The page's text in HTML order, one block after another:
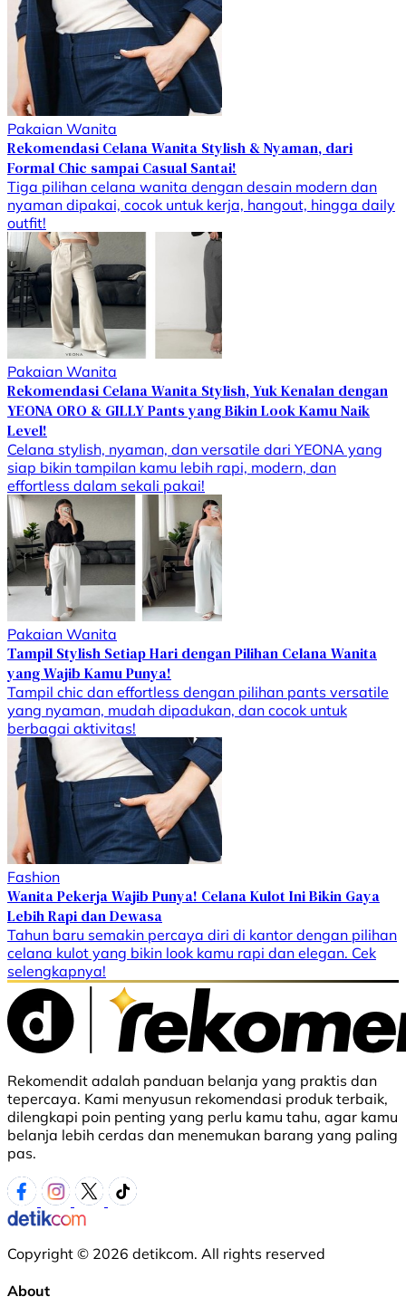
Pakaian Wanita
Rekomendasi Celana Wanita Stylish & Nyaman, dari
Formal Chic sampai Casual Santai!
Tiga pilihan celana wanita dengan desain modern dan
nyaman dipakai, cocok untuk kerja, hangout, hingga daily
outfit!
Pakaian Wanita
Rekomendasi Celana Wanita Stylish, Yuk Kenalan dengan
YEONA ORO & GILLY Pants yang Bikin Look Kamu Naik
Level!
Celana stylish, nyaman, dan versatile dari YEONA yang
siap bikin tampilan kamu lebih rapi, modern, dan
effortless dalam sekali pakai!
Pakaian Wanita
Tampil Stylish Setiap Hari dengan Pilihan Celana Wanita
yang Wajib Kamu Punya!
Tampil chic dan effortless dengan pilihan pants versatile
yang nyaman, mudah dipadukan, dan cocok untuk
berbagai aktivitas!
Fashion
Wanita Pekerja Wajib Punya! Celana Kulot Ini Bikin Gaya
Lebih Rapi dan Dewasa
Tahun baru semakin percaya diri di kantor dengan pilihan
celana kulot yang bikin look kamu rapi dan elegan. Cek
selengkapnya!
Rekomendit adalah panduan belanja yang praktis dan
tepercaya. Kami menyusun rekomendasi produk terbaik,
dilengkapi poin penting yang perlu kamu tahu, agar kamu
belanja lebih cerdas dan menemukan barang yang paling
pas.
Copyright © 2026 detikcom. All rights reserved
About